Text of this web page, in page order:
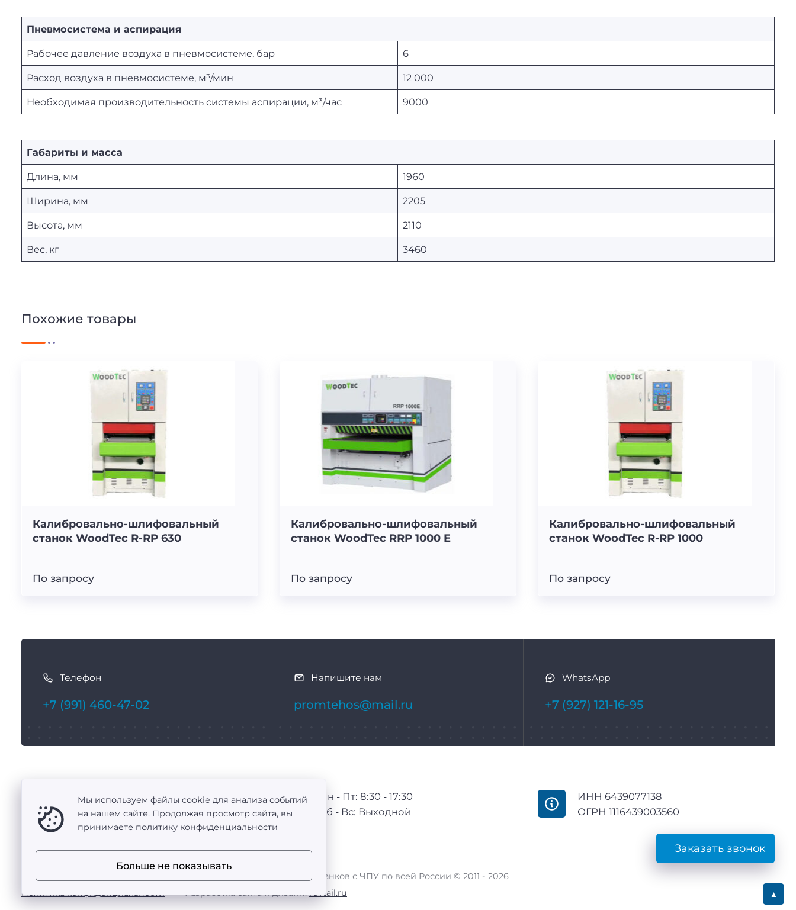
Пневмосистема и аспирация
Рабочее давление воздуха в пневмосистеме, бар 6
Расход воздуха в пневмосистеме, м³/мин 12 000
Необходимая производительность системы аспирации, м³/час 9000
Габариты и масса
Длина, мм 1960
Ширина, мм 2205
Высота, мм 2110
Вес, кг 3460
Похожие товары
Калибровально-шлифовальный
станок WoodTec R-RP 630
По запросу
Калибровально-шлифовальный
станок WoodTec RRP 1000 E
По запросу
Калибровально-шлифовальный
станок WoodTec R-RP 1000
По запросу
з
т
Телефон
+7 (991) 460-47-02
Напишите нам
promtehos@mail.ru
WhatsApp
+7 (927) 121-16-95
Балаково
ул. Набережная Леонова, д. 63/1
Пн - Пт: 8:30 - 17:30
Сб - Вс: Выходной
ИНН 6439077138
ОГРН 1116439003560
ООО «Промтехоснащение» — поставка металлообрабатывающих станков с ЧПУ по всей России © 2011 - 2026
Политика конфиденциальности ·Разработка сайта и дизайн:revtail.ru ▲
Мы используем файлы cookie для анализа событий
на нашем сайте. Продолжая просмотр сайта, вы
принимаете политику конфиденциальности
Больше не показывать
Заказать звонок